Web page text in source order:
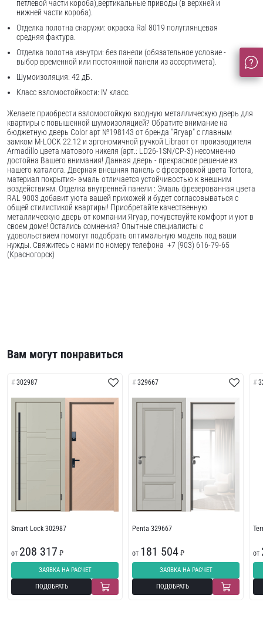
петлевой части короба),вертикальные приводы (в верхней и
нижней части короба).
Отделка полотна снаружи: окраска Ral 8019 полуглянцевая
средняя фактура.
Отделка полотна изнутри: без панели (обязательное условие -
выбор временной или постоянной панели из ассортимета).
Шумоизоляция: 42 дБ.
Класс взломостойкости: IV класс.
Желаете приобрести взломостойкую входную металлическую дверь для
квартиры с повышенной шумоизоляцией? Обратите внимание на
бюджетную дверь Color арт №198143 от бренда "Ягуар" с главным
замком M-LOCK 22.12 и эргономичной ручкой Libraот от производителя
Armadillo цвета матового никеля (арт.: LD26-1SN/CP-3) несомненно
достойна Вашего внимания! Данная дверь - прекрасное решение из
нашего каталога. Дверная внешняя панель с фрезеровкой цвета Tortora,
материал покрытия- эмаль отличается устойчивостью к внешним
воздействиям. Отделка внутренней панели : Эмаль фрезерованная цвета
RAL 9003 добавит уюта вашей прихожей и будет согласовываться с
общей стилистикой квартиры! Приобретайте качественную
металлическую дверь от компании Ягуар, почувствуйте комфорт и уют в
своем доме! Остались сомнения? Опытные специалисты с
удовольствием помогут подобрать оптимальную модель под ваши
нужды. Свяжитесь с нами по номеру телефона +7 (903) 616-79-65
(Красногорск)
Вам могут понравиться
302987
Smart Lock 302987
от 208 317 ₽
ЗАЯВКА НА РАСЧЕТ
ПОДОБРАТЬ
329667
Penta 329667
от 181 504 ₽
ЗАЯВКА НА РАСЧЕТ
ПОДОБРАТЬ
от